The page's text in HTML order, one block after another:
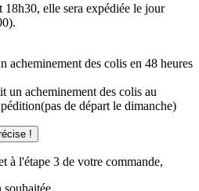
18h30, elle sera expédiée le jour
acheminement des colis en 48 heures
un acheminement des colis au
de départ le dimanche)
!
à l'étape 3 de votre commande,